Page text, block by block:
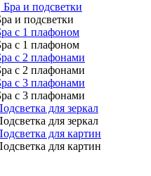
Бра и подсветки
и подсветки
с 1 плафоном
с 1 плафоном
с 2 плафонами
с 2 плафонами
с 3 плафонами
с 3 плафонами
для зеркал
для зеркал
для картин
для картин